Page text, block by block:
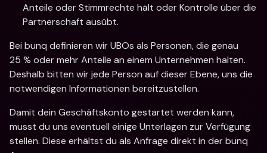
Anteile oder Stimmrechte hält oder Kontrolle über die
Partnerschaft ausübt.
Bei bunq definieren wir UBOs als Personen, die genau
25 % oder mehr Anteile an einem Unternehmen halten.
Deshalb bitten wir jede Person auf dieser Ebene, uns die
notwendigen Informationen bereitzustellen.
Damit dein Geschäftskonto gestartet werden kann,
musst du uns eventuell einige Unterlagen zur Verfügung
stellen. Diese erhältst du als Anfrage direkt in der bunq